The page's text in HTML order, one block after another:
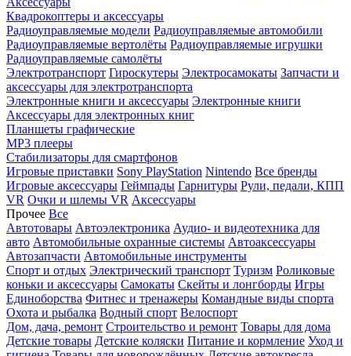
Квадрокоптеры и аксессуары
Радиоуправляемые модели Радиоуправляемые автомобили
Радиоуправляемые вертолёты Радиоуправляемые игрушки
Радиоуправляемые самолёты
Электротранспорт Гироскутеры Электросамокаты Запчасти и
аксессуары для электротранспорта
Электронные книги и аксессуары Электронные книги
Аксессуары для электронных книг
Планшеты графические
MP3 плееры
Стабилизаторы для смартфонов
Игровые приставки Sony PlayStation Nintendo Все бренды
Игровые аксессуары Геймпады Гарнитуры Рули, педали, КПП
VR Очки и шлемы VR Аксессуары
Прочее Все
Автотовары Автоэлектроника Аудио- и видеотехника для
авто Автомобильные охранные системы Автоаксессуары
Автозапчасти Автомобильные инструменты
Спорт и отдых Электрический транспорт Туризм Роликовые
коньки и аксессуары Самокаты Скейты и лонгборды Игры
Единоборства Фитнес и тренажеры Командные виды спорта
Охота и рыбалка Водный спорт Велоспорт
Дом, дача, ремонт Строительство и ремонт Товары для дома
Детские товары Детские коляски Питание и кормление Уход и